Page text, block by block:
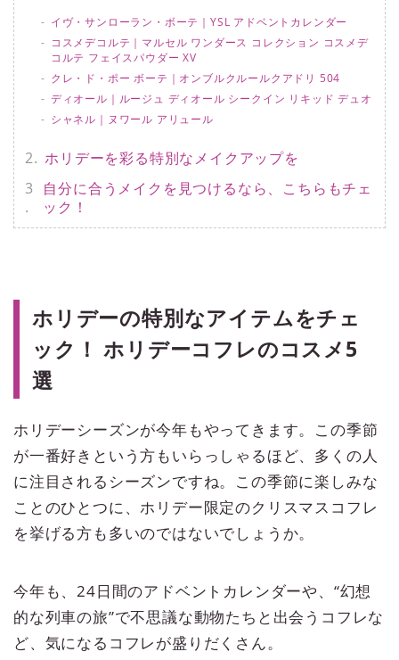
イヴ・サンローラン・ボーテ｜YSL アドベントカレンダー
コスメデコルテ｜マルセル ワンダース コレクション コスメデ
コルテ フェイスパウダー XV
クレ・ド・ポー ボーテ｜オンブルクルールクアドリ 504
ディオール｜ルージュ ディオール シークイン リキッド デュオ
シャネル｜ヌワール アリュール
ホリデーを彩る特別なメイクアップを
自分に合うメイクを見つけるなら、こちらもチェ
ック！
ホリデーの特別なアイテムをチェ
ック！ ホリデーコフレのコスメ5
選
ホリデーシーズンが今年もやってきます。この季節
が一番好きという方もいらっしゃるほど、多くの人
に注目されるシーズンですね。この季節に楽しみな
ことのひとつに、ホリデー限定のクリスマスコフレ
を挙げる方も多いのではないでしょうか。
今年も、24日間のアドベントカレンダーや、“幻想
的な列車の旅”で不思議な動物たちと出会うコフレな
ど、気になるコフレが盛りだくさん。